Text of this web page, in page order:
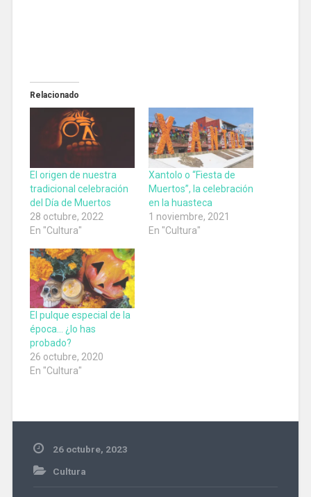
Relacionado
El origen de nuestra
tradicional celebración
del Día de Muertos
28 octubre, 2022
En "Cultura"
Xantolo o “Fiesta de
Muertos”, la celebración
en la huasteca
1 noviembre, 2021
En "Cultura"
El pulque especial de la
época… ¿lo has
probado?
26 octubre, 2020
En "Cultura"
26 octubre, 2023
Cultura